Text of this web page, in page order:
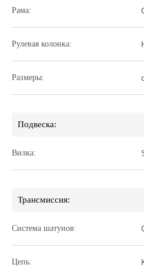
Рама:
Рулевая колонка:
Размеры:
Подвеска:
Вилка:
Трансмиссия:
Система шатунов:
Цепь: